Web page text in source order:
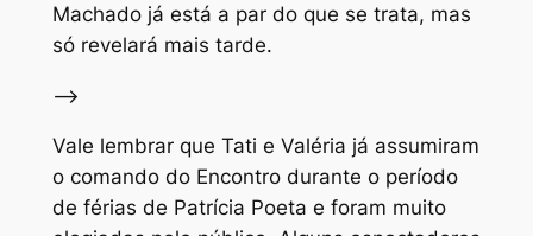
Machado já está a par do que se trata, mas
só revelará mais tarde.
–>
Vale lembrar que Tati e Valéria já assumiram
o comando do Encontro durante o período
de férias de Patrícia Poeta e foram muito